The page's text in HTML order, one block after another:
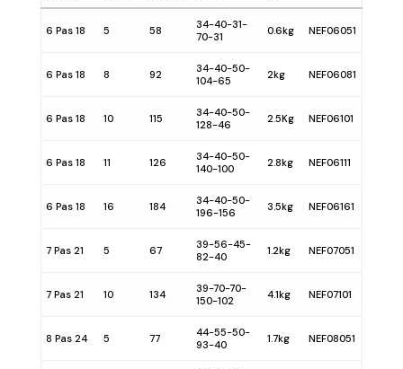
6 Pas 18 5 58
34-40-31-
70-31
0.6kg NEF06051
6 Pas 18 8 92
34-40-50-
104-65
2kg NEF06081
6 Pas 18 10 115
34-40-50-
128-46
2.5Kg NEF06101
6 Pas 18 11 126
34-40-50-
140-100
2.8kg NEF06111
6 Pas 18 16 184
34-40-50-
196-156
3.5kg NEF06161
7 Pas 21 5 67
39-56-45-
82-40
1.2kg NEF07051
7 Pas 21 10 134
39-70-70-
150-102
4.1kg NEF07101
8 Pas 24 5 77
44-55-50-
93-40
1.7kg NEF08051